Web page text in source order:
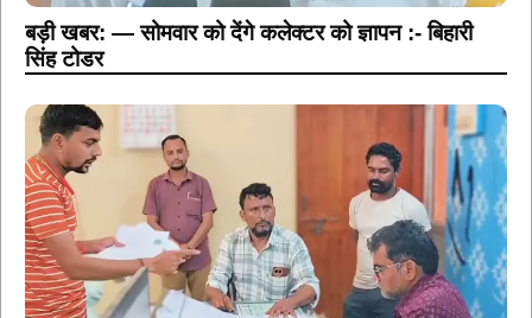
बड़ी खबर: — सोमवार को देंगे कलेक्टर को ज्ञापन :- बिहारी
सिंह टोडर